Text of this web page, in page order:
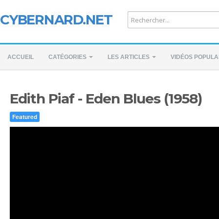
CYBERNARD.NET
ACCUEIL CATÉGORIES LES ARTICLES VIDÉOS
Edith Piaf - Eden Blues (1958)
Featured